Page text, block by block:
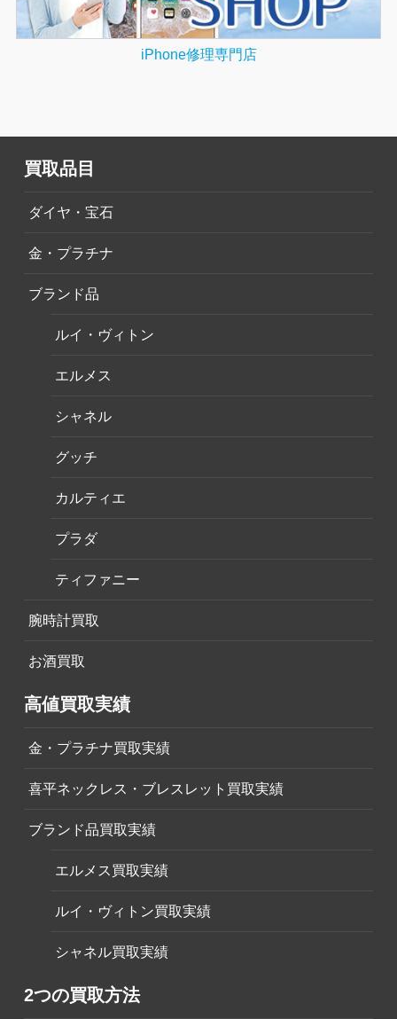
iPhone修理専門店
買取品目
ダイヤ・宝石
金・プラチナ
ブランド品
ルイ・ヴィトン
エルメス
シャネル
グッチ
カルティエ
プラダ
ティファニー
腕時計買取
お酒買取
高値買取実績
金・プラチナ買取実績
喜平ネックレス・ブレスレット買取実績
ブランド品買取実績
エルメス買取実績
ルイ・ヴィトン買取実績
シャネル買取実績
2つの買取方法